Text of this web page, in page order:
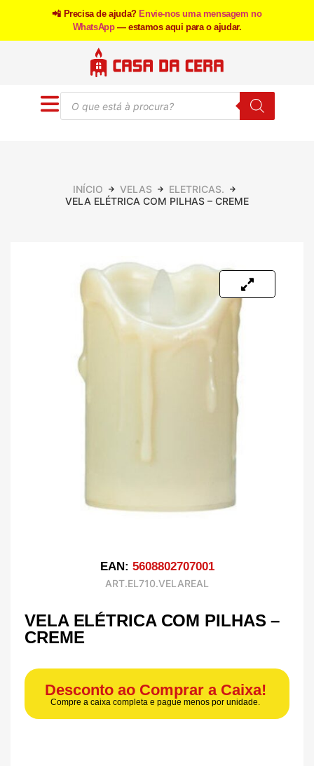
📲 Precisa de ajuda? Envie-nos uma mensagem no
WhatsApp — estamos aqui para o ajudar.
INÍCIO VELAS
ELETRICAS.
VELA ELÉTRICA COM PILHAS – CREME
EAN: 5608802707001
ART.EL710.VELAREAL
VELA ELÉTRICA COM PILHAS –
CREME
Desconto ao Comprar a Caixa!
Compre a caixa completa e pague menos por unidade.